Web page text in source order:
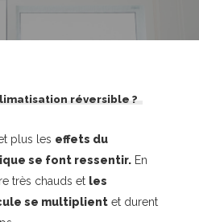
réversible ?
plus les effets du
se font ressentir. En
très chauds et les
se multiplient et durent